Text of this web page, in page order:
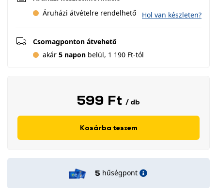
Áruházi átvételre rendelhető
Hol van készleten?
Csomagponton átvehető
akár 5 napon belül, 1 190 Ft-tól
599 Ft / db
Kosárba teszem
5 hűségpont